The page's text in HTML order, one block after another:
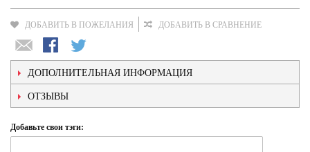
ДОБАВИТЬ В ПОЖЕЛАНИЯ ДОБАВИТЬ В СРАВНЕНИЕ
ДОПОЛНИТЕЛЬНАЯ ИНФОРМАЦИЯ
ОТЗЫВЫ
Добавьте свои тэги: